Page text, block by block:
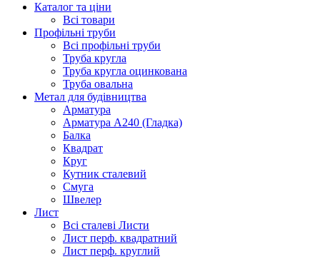
Каталог та ціни
Всі товари
Профільні труби
Всі профільні труби
Труба кругла
Труба кругла оцинкована
Труба овальна
Метал для будівництва
Арматура
Арматура А240 (Гладка)
Балка
Квадрат
Круг
Кутник сталевий
Смуга
Швелер
Лист
Всі сталеві Листи
Лист перф. квадратний
Лист перф. круглий